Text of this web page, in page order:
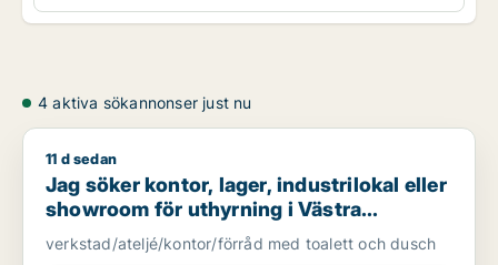
4 aktiva sökannonser just nu
Jag söker kontor, lager, industrilokal eller showroom för
11 d sedan
Jag söker kontor, lager, industrilokal eller
showroom för uthyrning i Västra
Götaland
verkstad/ateljé/kontor/förråd med toalett och dusch